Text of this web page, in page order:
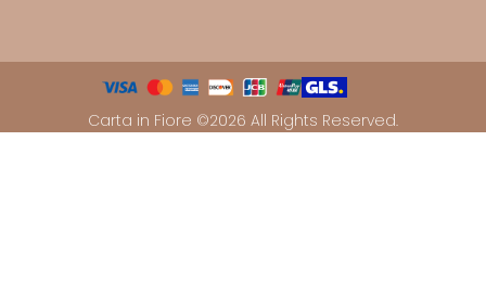
Carta in Fiore ©2026 All Rights Reserved.